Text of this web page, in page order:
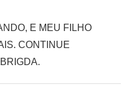
E MEU FILHO
CONTINUE